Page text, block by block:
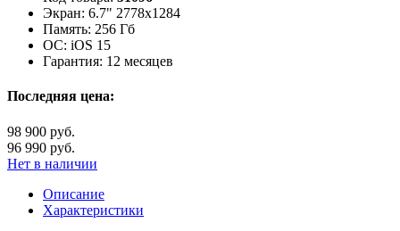
Экран: 6.7" 2778x1284
Память: 256 Гб
ОС: iOS 15
Гарантия: 12 месяцев
Последняя цена:
98 900 руб.
96 990 руб.
Нет в наличии
Описание
Характеристики